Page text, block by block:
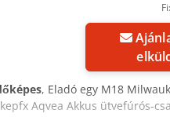
Ajánlatkérés
, Eladó egy M18
Aqvea Akkus ütvefúrós-